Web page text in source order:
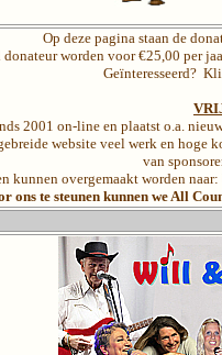
Op deze pagina staan de
worden voor €25,00 per
Geïnteresseerd?
2001 on-line en plaatst o.a.
website veel werk en hoge
van
kunnen overgemaakt worden
ons te steunen kunnen we All